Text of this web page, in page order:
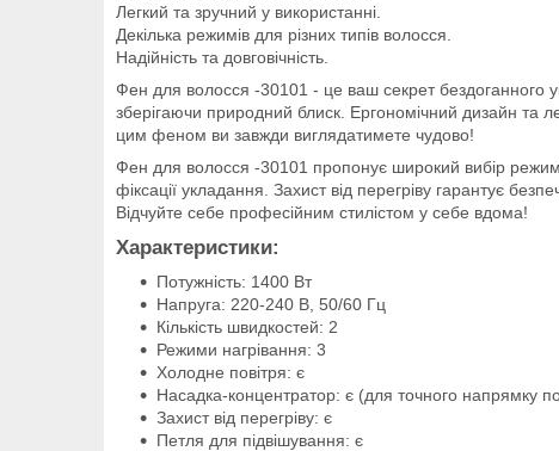
Легкий та зручний у використанні.
Декілька режимів для різних типів волосся.
Надійність та довговічність.
Фен для волосся -30101 - це ваш секрет бездоганного
зберігаючи природний блиск. Ергономічний дизайн та
цим феном ви завжди виглядатимете чудово!
Фен для волосся -30101 пропонує широкий вибір
фіксації укладання. Захист від перегріву гарантує
Відчуйте себе професійним стилістом у себе вдома!
Характеристики:
Потужність: 1400 Вт
Напруга: 220-240 В, 50/60 Гц
Кількість швидкостей: 2
Режими нагрівання: 3
Холодне повітря: є
Насадка-концентратор: є (для точного напрямку
Захист від перегріву: є
Петля для підвішування: є